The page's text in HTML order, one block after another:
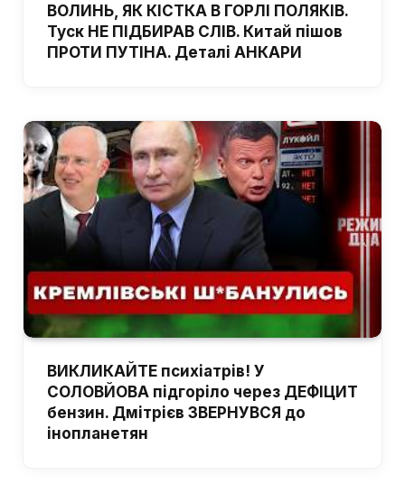
ВОЛИНЬ, ЯК КІСТКА В ГОРЛІ ПОЛЯКІВ.
Туск НЕ ПІДБИРАВ СЛІВ. Китай пішов
ПРОТИ ПУТІНА. Деталі АНКАРИ
ВИКЛИКАЙТЕ психіатрів! У
СОЛОВЙОВА підгоріло через ДЕФІЦИТ
бензин. Дмітрієв ЗВЕРНУВСЯ до
інопланетян